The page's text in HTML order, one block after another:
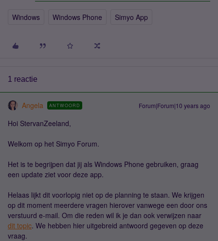
Windows Windows Phone Simyo App
1 reactie
Angela ANTWOORD Forum|Forum|10 years ago
Hoi StervanZeeland,
Welkom op het Simyo Forum.
Het is te begrijpen dat jij als Windows Phone gebruiken, graag
een update ziet voor deze app.
Helaas lijkt dit voorlopig niet op de planning te staan. We krijgen
op dit moment meerdere vragen hierover vanwege een door ons
verstuurd e-mail. Om die reden wil ik je dan ook verwijzen naar
dit topic. We hebben hier uitgebreid antwoord gegeven op deze
vraag.